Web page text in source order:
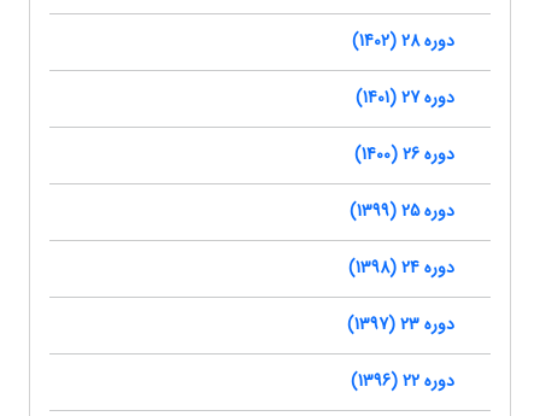
دوره 28 (1402)
دوره 27 (1401)
دوره 26 (1400)
دوره 25 (1399)
دوره 24 (1398)
دوره 23 (1397)
دوره 22 (1396)